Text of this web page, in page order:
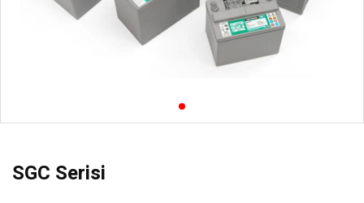
SGC Serisi